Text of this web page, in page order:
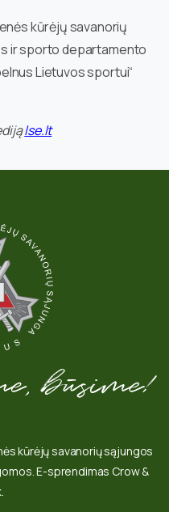
kūrėjų savanorių
ir sporto departamento
Lietuvos sportui“
lse.lt
kūrėjų savanorių sąjungos
E-sprendimas Crow &